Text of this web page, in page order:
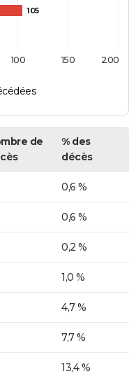
105
100 150 200
de
% des
décès
0,6 %
0,6 %
0,2 %
1,0 %
4,7 %
7,7 %
13,4 %